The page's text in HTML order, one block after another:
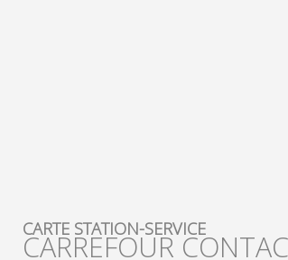
CARTE STATION-SERVICE
CARREFOUR